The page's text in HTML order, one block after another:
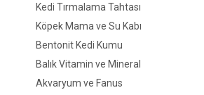
Kedi Tırmalama Tahtası
Köpek Mama ve Su Kabı
Bentonit Kedi Kumu
Balık Vitamin ve Mineral
Akvaryum ve Fanus